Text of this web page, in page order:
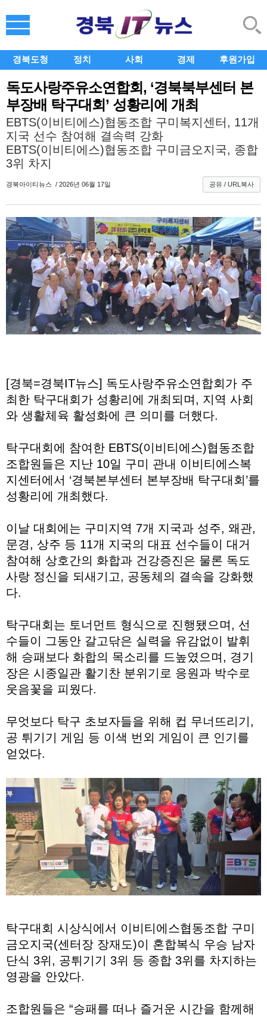
경북도청 정치 사회 경제 후원가입
독도사랑주유소연합회, ‘경북북부센터 본
부장배 탁구대회’ 성황리에 개최
EBTS(이비티에스)협동조합 구미복지센터, 11개
지국 선수 참여해 결속력 강화
EBTS(이비티에스)협동조합 구미금오지국, 종합
3위 차지
경북아이티뉴스 / 2026년 06월 17일 공유 / URL복사
[경북=경북IT뉴스] 독도사랑주유소연합회가 주
최한 탁구대회가 성황리에 개최되며, 지역 사회
와 생활체육 활성화에 큰 의미를 더했다.
탁구대회에 참여한 EBTS(이비티에스)협동조합
조합원들은 지난 10일 구미 관내 이비티에스복
지센터에서 ‘경북본부센터 본부장배 탁구대회’를
성황리에 개최했다.
이날 대회에는 구미지역 7개 지국과 성주, 왜관,
문경, 상주 등 11개 지국의 대표 선수들이 대거
참여해 상호간의 화합과 건강증진은 물론 독도
사랑 정신을 되새기고, 공동체의 결속을 강화했
다.
탁구대회는 토너먼트 형식으로 진행됐으며, 선
수들이 그동안 갈고닦은 실력을 유감없이 발휘
해 승패보다 화합의 목소리를 드높였으며, 경기
장은 시종일관 활기찬 분위기로 응원과 박수로
웃음꽃을 피웠다.
무엇보다 탁구 초보자들을 위해 컵 무너뜨리기,
공 튀기기 게임 등 이색 번외 게임이 큰 인기를
얻었다.
탁구대회 시상식에서 이비티에스협동조합 구미
금오지국(센터장 장재도)이 혼합복식 우승 남자
단식 3위, 공튀기기 3위 등 종합 3위를 차지하는
영광을 안았다.
조합원들은 “승패를 떠나 즐거운 시간을 함께해